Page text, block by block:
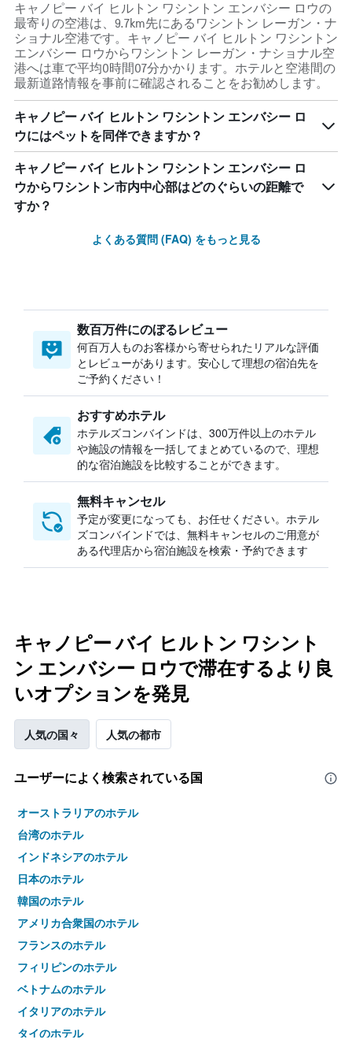
キャノピー バイ ヒルトン ワシントン エンバシー ロウの
最寄りの空港は、9.7km先にあるワシントン レーガン・ナ
ショナル空港です。キャノピー バイ ヒルトン ワシントン
エンバシー ロウからワシントン レーガン・ナショナル空
港へは車で平均0時間07分かかります。ホテルと空港間の
最新道路情報を事前に確認されることをお勧めします。
キャノピー バイ ヒルトン ワシントン エンバシー ロ
ウにはペットを同伴できますか？
キャノピー バイ ヒルトン ワシントン エンバシー ロ
ウからワシントン市内中心部はどのぐらいの距離で
すか？
よくある質問 (FAQ) をもっと見る
数百万件にのぼるレビュー
何百万人ものお客様から寄せられたリアルな評価
とレビューがあります。安心して理想の宿泊先を
ご予約ください！
おすすめホテル
ホテルズコンバインドは、300万件以上のホテル
や施設の情報を一括してまとめているので、理想
的な宿泊施設を比較することができます。
無料キャンセル
予定が変更になっても、お任せください。ホテル
ズコンバインドでは、無料キャンセルのご用意が
ある代理店から宿泊施設を検索・予約できます
キャノピー バイ ヒルトン ワシント
ン エンバシー ロウで滞在するより良
いオプションを発見
人気の国々 人気の都市
ユーザーによく検索されている国
オーストラリアのホテル
台湾のホテル
インドネシアのホテル
日本のホテル
韓国のホテル
アメリカ合衆国のホテル
フランスのホテル
フィリピンのホテル
ベトナムのホテル
イタリアのホテル
タイのホテル